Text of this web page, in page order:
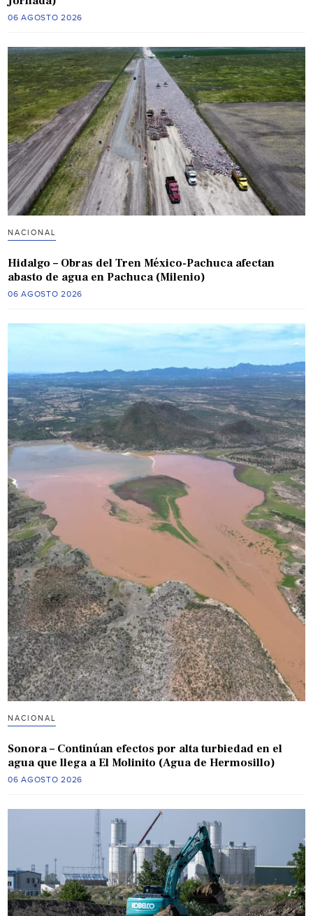
06 AGOSTO 2026
NACIONAL
Hidalgo – Obras del Tren México-Pachuca afectan
abasto de agua en Pachuca (Milenio)
06 AGOSTO 2026
NACIONAL
Sonora – Continúan efectos por alta turbiedad en el
agua que llega a El Molinito (Agua de Hermosillo)
06 AGOSTO 2026